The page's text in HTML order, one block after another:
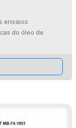
ensaios
do óleo de